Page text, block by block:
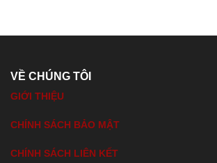
VỀ CHÚNG TÔI
GIỚI THIỆU
CHÍNH SÁCH BẢO MẬT
CHÍNH SÁCH LIÊN KẾT